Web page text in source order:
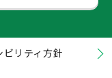
ビリティ方針